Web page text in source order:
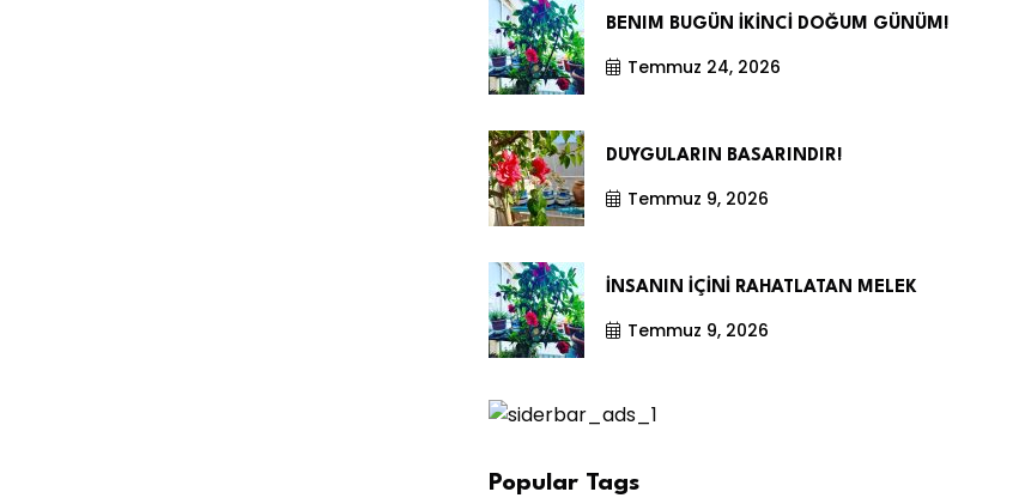
BENIM BUGÜN İKİNCİ DOĞUM GÜNÜM!
Temmuz 24, 2026
DUYGULARIN BASARINDIR!
Temmuz 9, 2026
İNSANIN İÇİNİ RAHATLATAN MELEK
Temmuz 9, 2026
Popular Tags